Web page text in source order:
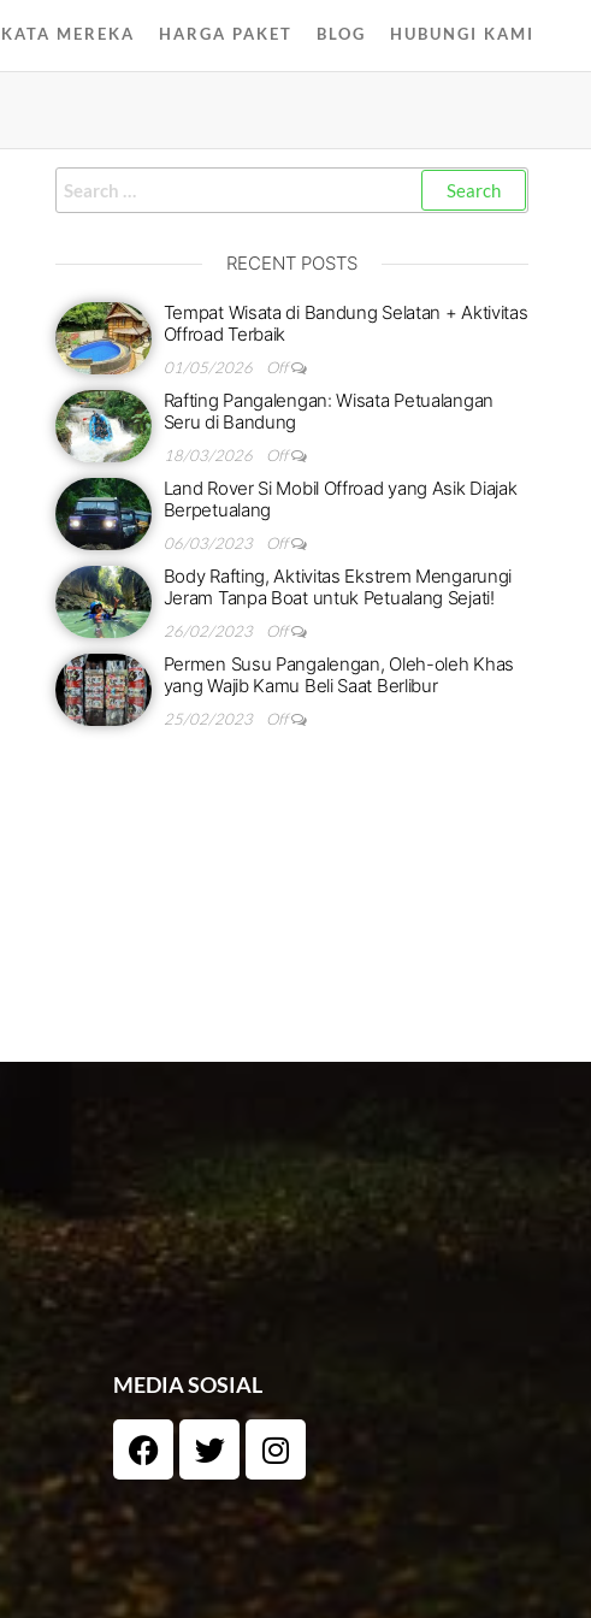
KATA MEREKA HARGA PAKET BLOG HUBUNGI KAMI
RECENT POSTS
Tempat Wisata di Bandung Selatan + Aktivitas
Offroad Terbaik
01/05/2026 Off
Rafting Pangalengan: Wisata Petualangan
Seru di Bandung
18/03/2026 Off
Land Rover Si Mobil Offroad yang Asik Diajak
Berpetualang
06/03/2023 Off
Body Rafting, Aktivitas Ekstrem Mengarungi
Jeram Tanpa Boat untuk Petualang Sejati!
26/02/2023 Off
Permen Susu Pangalengan, Oleh-oleh Khas
yang Wajib Kamu Beli Saat Berlibur
25/02/2023 Off
MEDIA SOSIAL